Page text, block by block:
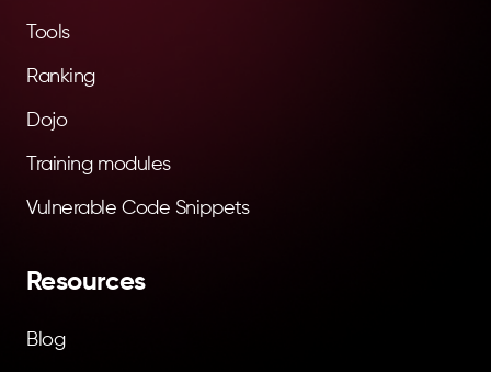
Tools
Ranking
Dojo
Training modules
Vulnerable Code Snippets
Resources
Blog